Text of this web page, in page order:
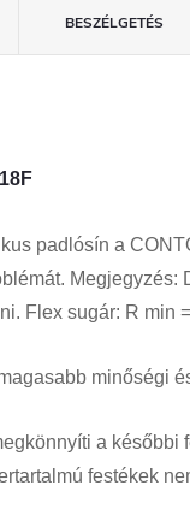
BESZÉLGETÉS
padlósín a
Flex sugár: R min
minőségi
a későbbi
festékek